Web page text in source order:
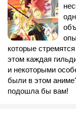
которые
этом каждая
и некоторыми
были в этом
подошла бы вам!